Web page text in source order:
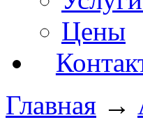
Цены
Главная →